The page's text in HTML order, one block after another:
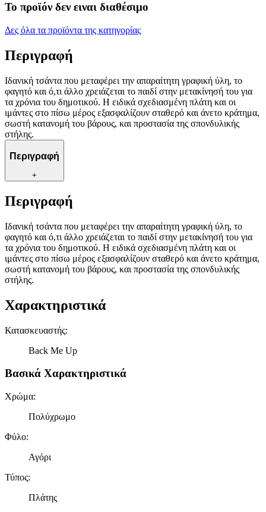
Το προϊόν δεν ειναι διαθέσιμο
Δες όλα τα προϊόντα της κατηγορίας
Περιγραφή
Ιδανική τσάντα που μεταφέρει την απαραίτητη γραφική ύλη, το
φαγητό και ό,τι άλλο χρειάζεται το παιδί στην μετακίνησή του για
τα χρόνια του δημοτικού. Η ειδικά σχεδιασμένη πλάτη και οι
ιμάντες στο πίσω μέρος εξασφαλίζουν σταθερό και άνετο κράτημα,
σωστή κατανομή του βάρους, και προστασία της σπονδυλικής
στήλης.
Περιγραφή
+
Περιγραφή
Ιδανική τσάντα που μεταφέρει την απαραίτητη γραφική ύλη, το
φαγητό και ό,τι άλλο χρειάζεται το παιδί στην μετακίνησή του για
τα χρόνια του δημοτικού. Η ειδικά σχεδιασμένη πλάτη και οι
ιμάντες στο πίσω μέρος εξασφαλίζουν σταθερό και άνετο κράτημα,
σωστή κατανομή του βάρους, και προστασία της σπονδυλικής
στήλης.
Χαρακτηριστικά
Κατασκευαστής:
Back Me Up
Βασικά Χαρακτηριστικά
Χρώμα:
Πολύχρωμο
Φύλο:
Αγόρι
Τύπος:
Πλάτης